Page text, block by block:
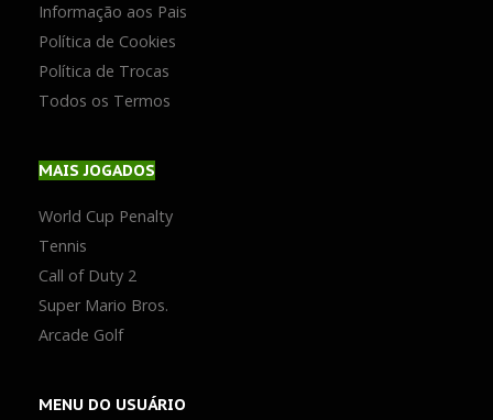
Informação aos Pais
Política de Cookies
Política de Trocas
Todos os Termos
MAISJOGADOS
World Cup Penalty
Tennis
Call of Duty 2
Super Mario Bros.
Arcade Golf
MENU DO USUÁRIO